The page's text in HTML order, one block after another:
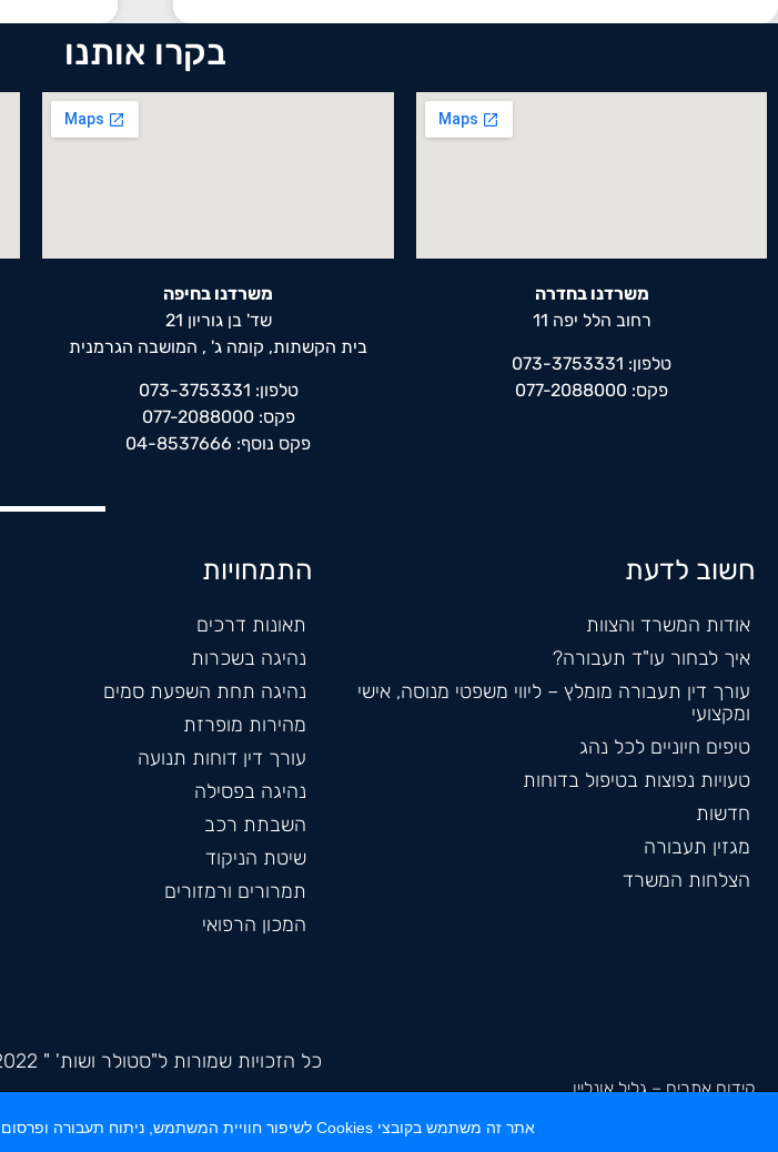
בקרו אותנו
משרדנו בחדרה
רחוב הלל יפה 11
טלפון: 073-3753331
פקס: 077-2088000
משרדנו בחיפה
שד' בן גוריון 21
בית הקשתות, קומה ג' , המושבה הגרמנית
טלפון: 073-3753331
פקס: 077-2088000
פקס נוסף: 04-8537666
חשוב לדעת
אודות המשרד והצוות
איך לבחור עו"ד תעבורה?
עורך דין תעבורה מומלץ – ליווי משפטי מנוסה, אישי
ומקצועי
טיפים חיוניים לכל נהג
טעויות נפוצות בטיפול בדוחות
חדשות
מגזין תעבורה
הצלחות המשרד
התמחויות
תאונות דרכים
נהיגה בשכרות
נהיגה תחת השפעת סמים
מהירות מופרזת
עורך דין דוחות תנועה
נהיגה בפסילה
השבתת רכב
שיטת הניקוד
תמרורים ורמזורים
המכון הרפואי
כל הזכויות שמורות ל"סטולר ושות' " 2022 ©
קידום אתרים– גליל אונליין
אתר זה משתמש בקובצי Cookies לשיפור חוויית המשתמש, ניתוח תעבורה ופרסום מותאם אישית. לפרטים נוספים ראו את